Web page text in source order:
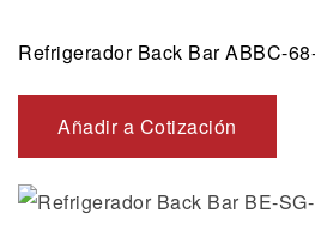
Refrigerador Back Bar ABBC-
Añadir a Cotización